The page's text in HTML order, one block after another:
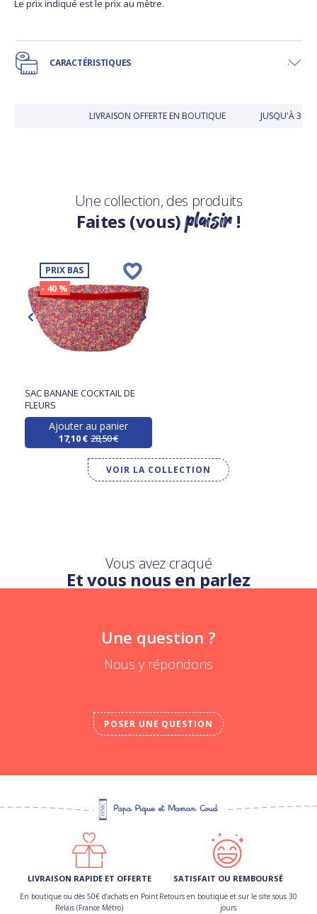
Le prix indiqué est le prix au mètre.
CARACTÉRISTIQUES
LIVRAISON OFFERTE EN BOUTIQUE JUSQU'À 30
Une collection, des produits
Faites (vous)plaisir!
PRIX BAS
- 40 %
SAC BANANE COCKTAIL DE
FLEURS
Ajouter au panier
17,10 € 28,50 €
VOIR LA COLLECTION
Vous avez craqué
Et vous nous en parlez
Une question ?
Nous y répondons
POSER UNE QUESTION
LIVRAISON RAPIDE ET OFFERTE
En boutique ou dès 50€ d’achats en Point
Relais (France Métro)
SATISFAIT OU REMBOURSÉ
Retours en boutique et sur le site sous 30
jours